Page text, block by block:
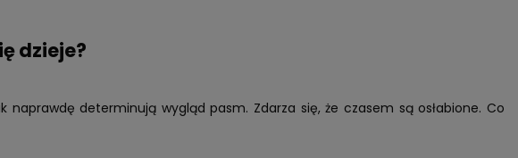
dzieje?
naprawdę determinują wygląd pasm. Zdarza się, że czasem są osłabione. Co